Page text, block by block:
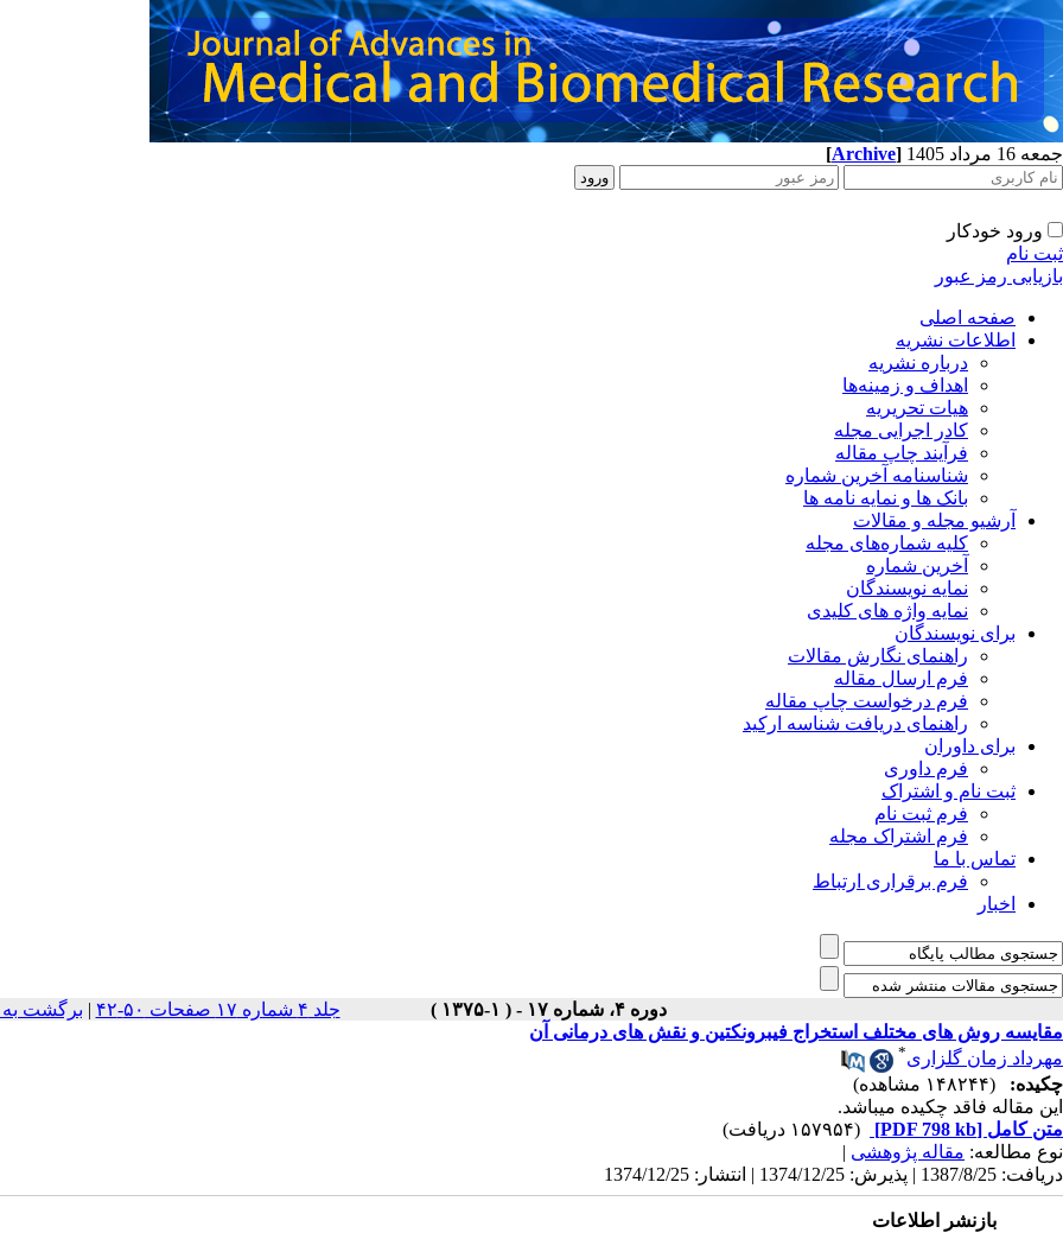
جمعه 16 مرداد 1405 [Archive]
ورود خودکار
ثبت نام
بازیابی رمز عبور
صفحه اصلی
اطلاعات نشریه
درباره نشریه
اهداف و زمینه‌ها
هیات تحریریه
کادر اجرایی مجله
فرآیند چاپ مقاله
شناسنامه آخرین شماره
بانک ها و نمایه نامه ها
آرشیو مجله و مقالات
کلیه شماره‌های مجله
آخرین شماره
نمایه نویسندگان
نمایه واژه های کلیدی
برای نویسندگان
راهنمای نگارش مقالات
فرم ارسال مقاله
فرم درخواست چاپ مقاله
راهنمای دریافت شناسه ارکید
برای داوران
فرم داوری
ثبت نام و اشتراک
فرم ثبت نام
فرم اشتراک مجله
تماس با ما
فرم برقراری ارتباط
اخبار
دوره ۴، شماره ۱۷ - ( ۱-۱۳۷۵ ) جلد ۴ شماره ۱۷ صفحات ۵۰-۴۲ | برگشت
مقایسه روش های مختلف استخراج فیبرونکتین و نقش های درمانی آن
مهرداد زمان گلزاری*
چکیده:
(۱۴۸۲۴۴ مشاهده)
این مقاله فاقد چکیده می​باشد.
متن کامل [PDF 798 kb]
(۱۵۷۹۵۴ دریافت)
نوع مطالعه: مقاله پژوهشی |
دریافت: 1387/8/25 | پذیرش: 1374/12/25 | انتشار: 1374/12/25
بازنشر اطلاعات